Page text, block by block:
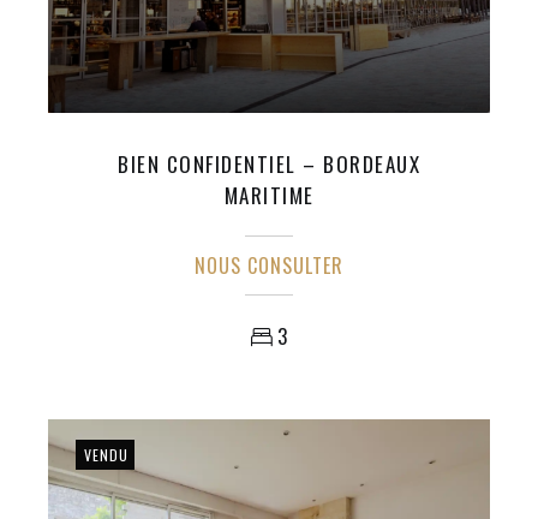
BIEN CONFIDENTIEL – BORDEAUX
MARITIME
NOUS CONSULTER
3
VENDU